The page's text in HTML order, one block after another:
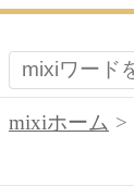
mixiホーム